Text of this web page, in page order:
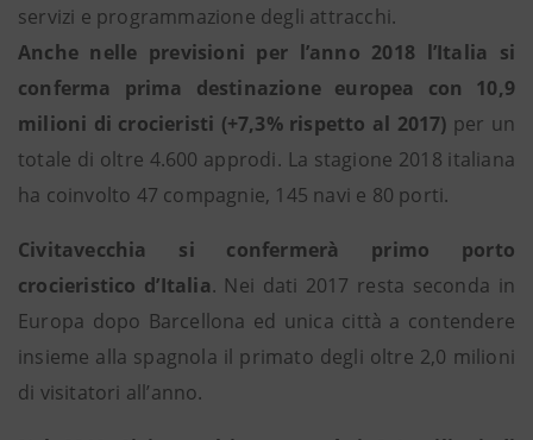
servizi e programmazione degli attracchi.
Anche nelle previsioni per l’anno 2018 l’Italia si
conferma prima destinazione europea con 10,9
milioni di crocieristi (+7,3% rispetto al 2017) per un
totale di oltre 4.600 approdi. La stagione 2018 italiana
ha coinvolto 47 compagnie, 145 navi e 80 porti.
Civitavecchia si confermerà primo porto
crocieristico d’Italia. Nei dati 2017 resta seconda in
Europa dopo Barcellona ed unica città a contendere
insieme alla spagnola il primato degli oltre 2,0 milioni
di visitatori all’anno.